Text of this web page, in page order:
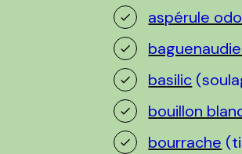
aspérule
basilic
bouillon
bourrache